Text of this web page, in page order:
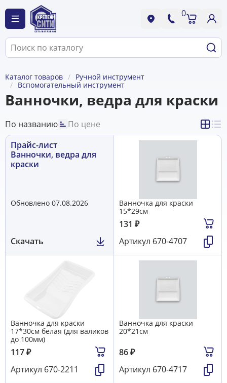
0
Каталог товаров
Ручной инструмент
Вспомогательный инструмент
Ванночки, ведра для краски
По названию
По цене
Прайс-лист
Ванночки, ведра для
краски
Обновлено 07.08.2026
Скачать
Ванночка для краски
15*29см
131 ₽
Артикул 670-4707
Ванночка для краски
17*30см белая (для валиков
до 100мм)
117₽
Артикул 670-2211
Ванночка для краски
20*21см
86₽
Артикул 670-4717